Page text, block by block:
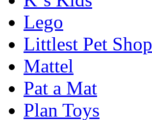
Lego
Littlest Pet Shop
Mattel
Pat a Mat
Plan Toys